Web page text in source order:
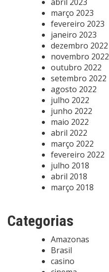
março 2023
fevereiro 2023
janeiro 2023
dezembro 2022
novembro 2022
outubro 2022
setembro 2022
agosto 2022
julho 2022
junho 2022
maio 2022
abril 2022
março 2022
fevereiro 2022
julho 2018
abril 2018
março 2018
Categorias
Amazonas
Brasil
casino